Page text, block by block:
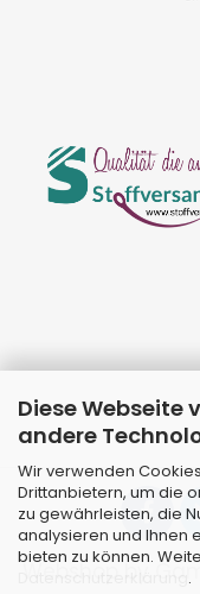
Diese Webseite
andere
Wir verwenden
Drittanbietern, um die
zu gewährleisten, die
analysieren und Ihnen
bieten zu können.
.
Webshopby